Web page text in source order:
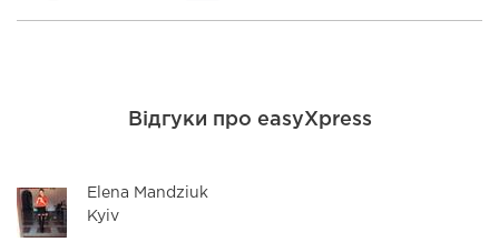
Відгуки про easyXpress
Elena Mandziuk
Kyiv